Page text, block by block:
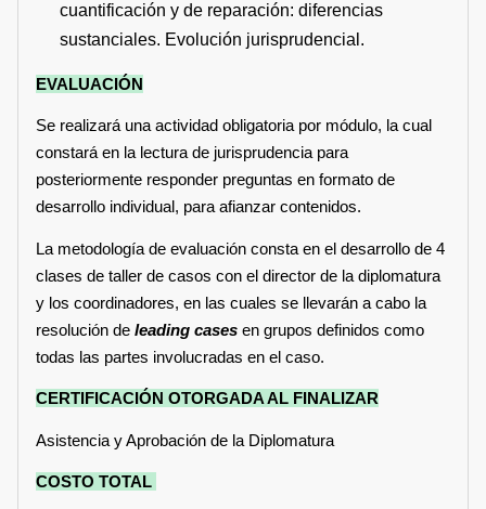
cuantificación y de reparación: diferencias
sustanciales. Evolución jurisprudencial.
EVALUACIÓN
Se realizará una actividad obligatoria por módulo, la cual
constará en la lectura de jurisprudencia para
posteriormente responder preguntas en formato de
desarrollo individual, para afianzar contenidos.
La metodología de evaluación consta en el desarrollo de 4
clases de taller de casos con el director de la diplomatura
y los coordinadores, en las cuales se llevarán a cabo la
resolución de leading cases en grupos definidos como
todas las partes involucradas en el caso.
CERTIFICACIÓN OTORGADA AL FINALIZAR
Asistencia y Aprobación de la Diplomatura
COSTO TOTAL